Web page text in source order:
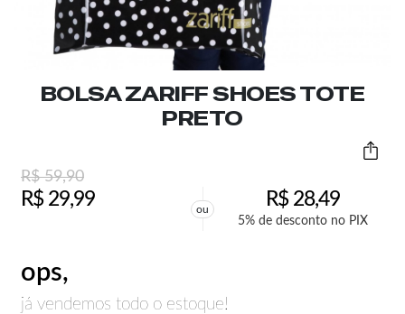
BOLSA ZARIFF SHOES TOTE
PRETO
R$59,90
R$29,99 ou R$28,49
5% de desconto no PIX
ops,
já vendemos todo o estoque!